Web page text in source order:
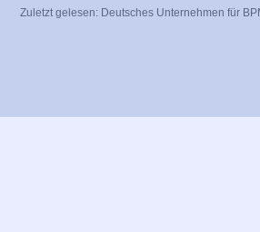
Zuletzt gelesen: Deutsches Unternehmen für